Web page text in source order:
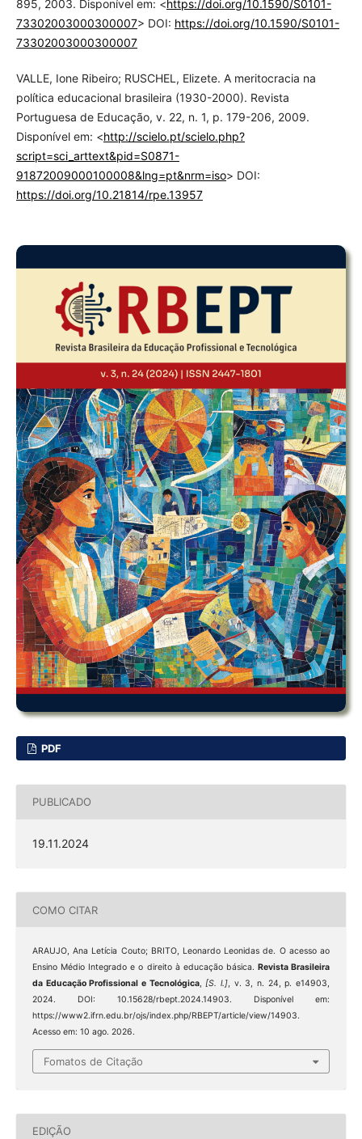
895, 2003. Disponível em: <https://doi.org/10.1590/S0101-
73302003000300007> DOI: https://doi.org/10.1590/S0101-
73302003000300007
VALLE, Ione Ribeiro; RUSCHEL, Elizete. A meritocracia na
política educacional brasileira (1930-2000). Revista
Portuguesa de Educação, v. 22, n. 1, p. 179-206, 2009.
Disponível em: <http://scielo.pt/scielo.php?
script=sci_arttext&pid=S0871-
91872009000100008&lng=pt&nrm=iso> DOI:
https://doi.org/10.21814/rpe.13957
PDF
PUBLICADO
19.11.2024
COMO CITAR
ARAUJO, Ana Letícia Couto; BRITO, Leonardo Leonidas de. O acesso ao
Ensino Médio Integrado e o direito à educação básica. Revista Brasileira
da Educação Profissional e Tecnológica,[S. l.], v. 3, n. 24, p. e14903,
2024. DOI: 10.15628/rbept.2024.14903. Disponível em:
https://www2.ifrn.edu.br/ojs/index.php/RBEPT/article/view/14903.
Acesso em: 10 ago. 2026.
Fomatos de Citação
EDIÇÃO